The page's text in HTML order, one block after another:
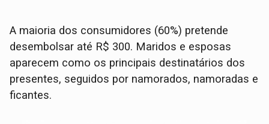
A maioria dos consumidores (60%) pretende
desembolsar até R$ 300. Maridos e esposas
aparecem como os principais destinatários dos
presentes, seguidos por namorados, namoradas e
ficantes.